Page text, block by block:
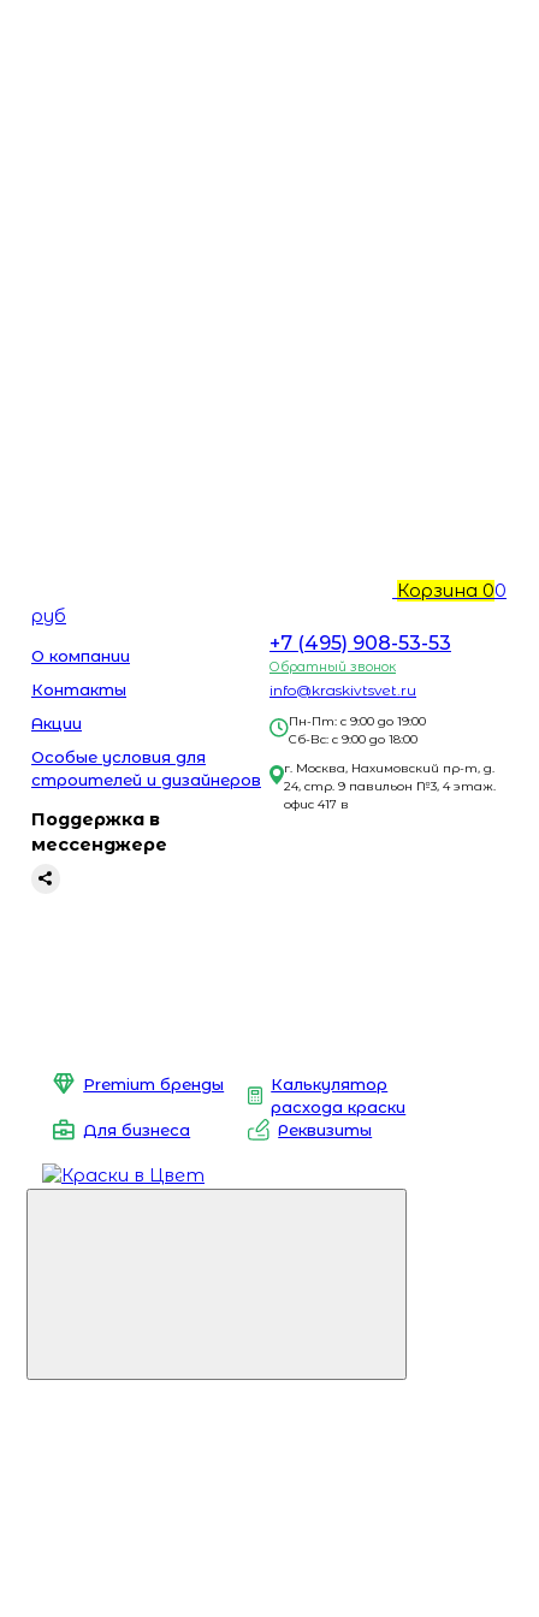
Корзина 00
руб
О компании
Контакты
Акции
Особые условия для
строителей и дизайнеров
Поддержка в
мессенджере
+7 (495) 908-53-53
Обратный звонок
info@kraskivtsvet.ru
Пн-Пт: с 9:00 до 19:00
Сб-Вс: с 9:00 до 18:00
г. Москва, Нахимовский пр-т, д.
24, стр. 9 павильон №3, 4 этаж.
офис 417 в
Premium бренды
Калькулятор
расхода краски
Для бизнеса
Реквизиты